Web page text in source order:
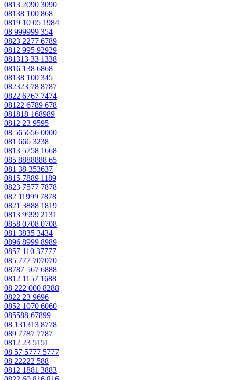
0813 2090 3090
08138 100 868
0819 10 05 1984
08 999999 354
0823 2277 6789
0812 995 92929
081313 33 1338
0816 138 6868
08138 100 345
082323 78 8787
0822 6767 7474
08122 6789 678
081818 168989
0812 23 9595
08 565656 0000
081 666 3238
0813 5758 1668
085 8888888 65
081 38 353637
0815 7889 1189
0823 7577 7878
082 11999 7878
0821 3888 1819
0813 9999 2131
0858 0708 0708
081 3835 3434
0896 8999 8989
0857 110 37777
085 777 707070
08787 567 6888
0812 1157 1688
08 222 000 8288
0822 23 9696
0852 1070 6060
085588 67899
08 131313 8778
089 7787 7787
0812 23 5151
08 57 5777 5777
08 22222 588
0812 1881 3883